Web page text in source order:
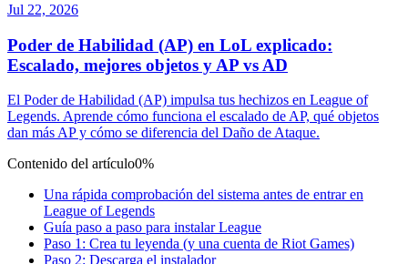
Jul 22, 2026
Poder de Habilidad (AP) en LoL explicado:
Escalado, mejores objetos y AP vs AD
El Poder de Habilidad (AP) impulsa tus hechizos en League of
Legends. Aprende cómo funciona el escalado de AP, qué objetos
dan más AP y cómo se diferencia del Daño de Ataque.
Contenido del artículo0%
Una rápida comprobación del sistema antes de entrar en
League of Legends
Guía paso a paso para instalar League
Paso 1: Crea tu leyenda (y una cuenta de Riot Games)
Paso 2: Descarga el instalador